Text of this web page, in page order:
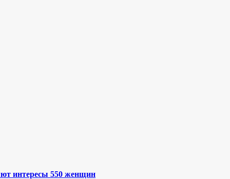
интересы 550 женщин